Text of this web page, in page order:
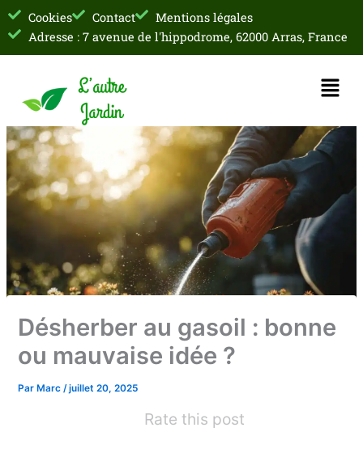
Aller
Cookies Contact
Mentions légales
Adresse : 7 avenue de l'hippodrome, 62000 Arras, France
Menu
Désherber au gasoil : bonne
ou mauvaise idée ?
ParMarc /juillet 20, 2025
Rate this post